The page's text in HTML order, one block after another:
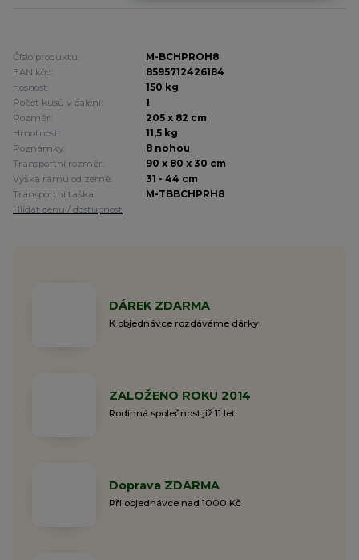
Číslo produktu:
M-BCHPROH8
EAN kód:
8595712426184
nosnost:
150 kg
Počet kusů v balení:
1
Rozměr:
205 x 82 cm
Hmotnost:
11,5 kg
Poznámky:
8 nohou
Transportní rozměr:
90 x 80 x 30 cm
Výška rámu od země:
31 - 44 cm
Transportní taška:
M-TBBCHPRH8
Hlídat cenu / dostupnost
DÁREK ZDARMA
K objednávce rozdáváme dárky
ZALOŽENO ROKU 2014
Rodinná společnost již 11 let
Doprava ZDARMA
Při objednávce nad 1000 Kč